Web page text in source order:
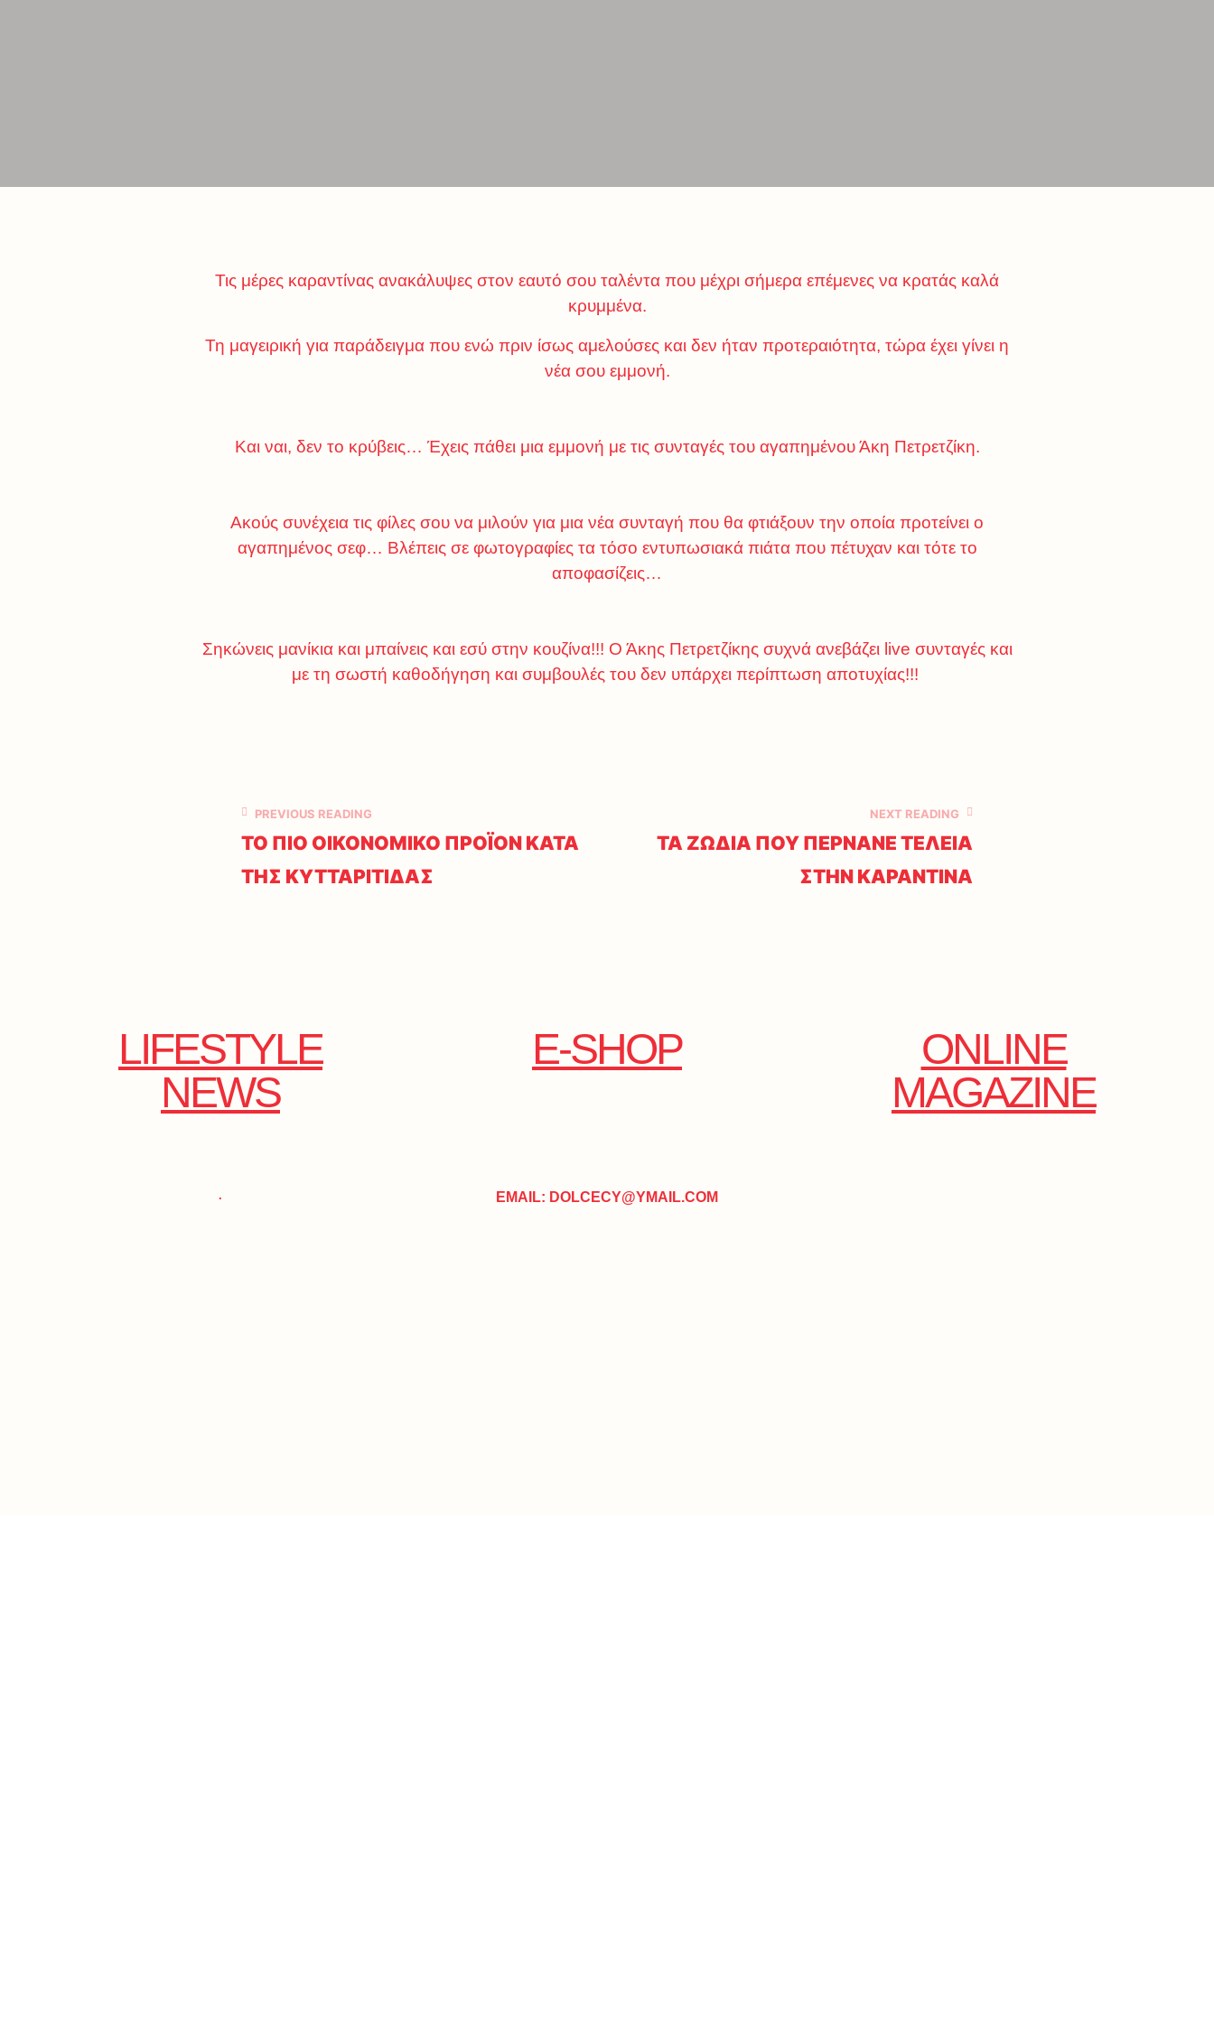
Τις μέρες καραντίνας ανακάλυψες στον εαυτό σου ταλέντα που μέχρι σήμερα επέμενες να κρατάς καλά
κρυμμένα.
Τη μαγειρική για παράδειγμα που ενώ πριν ίσως αμελούσες και δεν ήταν προτεραιότητα, τώρα έχει γίνει η
νέα σου εμμονή.
Και ναι, δεν το κρύβεις… Έχεις πάθει μια εμμονή με τις συνταγές του αγαπημένου Άκη Πετρετζίκη.
Ακούς συνέχεια τις φίλες σου να μιλούν για μια νέα συνταγή που θα φτιάξουν την οποία προτείνει ο
αγαπημένος σεφ… Βλέπεις σε φωτογραφίες τα τόσο εντυπωσιακά πιάτα που πέτυχαν και τότε το
αποφασίζεις…
Σηκώνεις μανίκια και μπαίνεις και εσύ στην κουζίνα!!! Ο Άκης Πετρετζίκης συχνά ανεβάζει live συνταγές και
με τη σωστή καθοδήγηση και συμβουλές του δεν υπάρχει περίπτωση αποτυχίας!!!
PREVIOUS READING
ΤΟ ΠΙΟ ΟΙΚΟΝΟΜΙΚΟ ΠΡΟΪΟΝ ΚΑΤΑ
ΤΗΣ ΚΥΤΤΑΡΙΤΙΔΑΣ
NEXT READING
ΤΑ ΖΩΔΙΑ ΠΟΥ ΠΕΡΝΑΝΕ ΤΕΛΕΙΑ
ΣΤΗΝ ΚΑΡΑΝΤΙΝΑ
LIFESTYLE
NEWS
E-SHOP
ONLINE
MAGAZINE
. EMAIL: DOLCECY@YMAIL.COM